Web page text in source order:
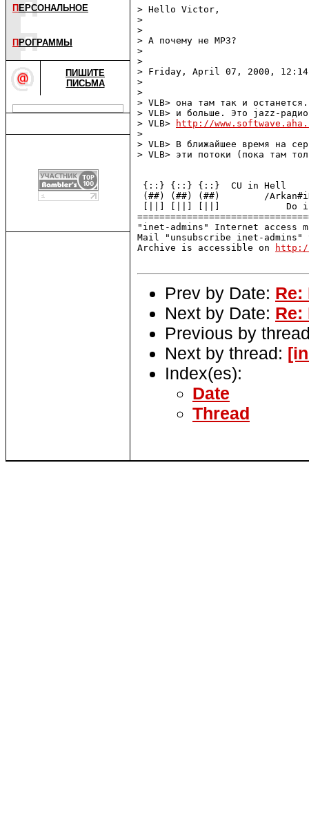
П ЕРСОНАЛЬНОЕ
П РОГРАММЫ
ПИШИТЕ
ПИСЬМА
> Hello Victor,
>
>
> А почему не МР3?
>
>
> Friday, April 07, 2000,
>
>
> VLB> она там так и
> VLB> и больше. Это jazz-
> VLB>
http://
>
> VLB> В ближайшее время на
> VLB> эти потоки (пока там
{::} {::} {::}  CU in Hell
(##) (##) (##)        /
[||] [||] [||]            Do i
"inet-admins" Internet access
Mail "unsubscribe inet-
Archive is accessible on
Prev by Date: Re:
Next by Date: Re:
Previous by
Next by thread:
Index(es):
Date
Thread